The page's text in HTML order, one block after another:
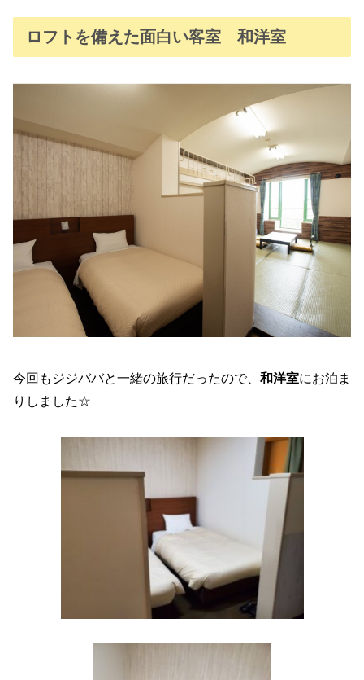
ロフトを備えた面白い客室 和洋室
今回もジジババと一緒の旅行だったので、 和洋室にお泊ま
りしました☆